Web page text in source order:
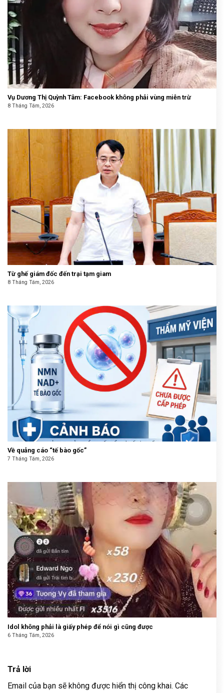
Vụ Dương Thị Quỳnh Tâm: Facebook không phải vùng miễn trừ
8 Tháng Tám, 2026
Từ ghế giám đốc đến trại tạm giam
8 Tháng Tám, 2026
Về quảng cáo “tế bào gốc”
7 Tháng Tám, 2026
Idol không phải là giấy phép để nói gì cũng được
6 Tháng Tám, 2026
Trả lời
Email của bạn sẽ không được hiển thị công khai. Các